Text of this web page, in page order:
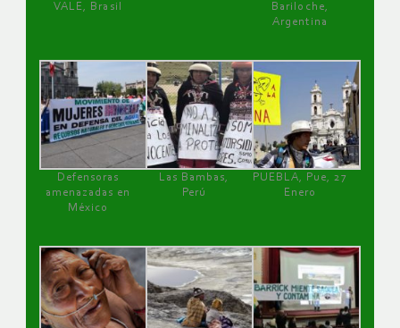
VALE, Brasil
Bariloche,
Argentina
Defensoras
amenazadas en
México
Las Bambas,
Perú
PUEBLA, Pue, 27
Enero